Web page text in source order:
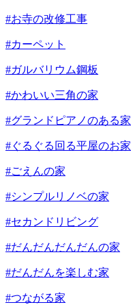
#お寺の改修工事
#カーペット
#ガルバリウム鋼板
#かわいい三角の家
#グランドピアノのある家
#ぐるぐる回る平屋のお家
#ごえんの家
#シンプルリノベの家
#セカンドリビング
#だんだんだんだんの家
#だんだんを楽しむ家
#つながる家